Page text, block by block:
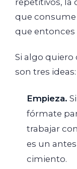
que
que entonces
Si algo quiero
son tres ideas:
Empieza.
fórmate
trabajar
es un
cimiento.